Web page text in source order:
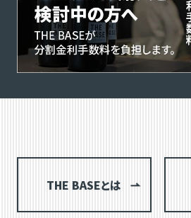
THE BASEとは